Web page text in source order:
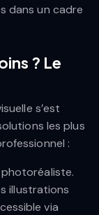
dans un cadre
? Le
s’est
les plus
:
illustrations
via